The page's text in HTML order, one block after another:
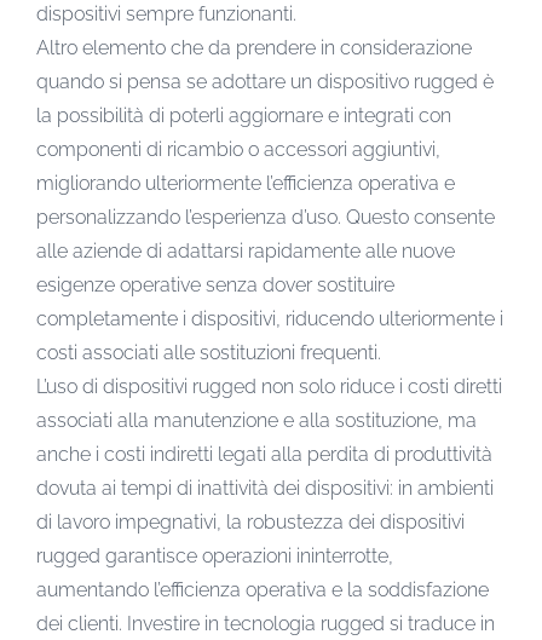
dispositivi sempre funzionanti.
Altro elemento che da prendere in considerazione
quando si pensa se adottare un dispositivo rugged è
la possibilità di poterli aggiornare e integrati con
componenti di ricambio o accessori aggiuntivi,
migliorando ulteriormente l’efficienza operativa e
personalizzando l’esperienza d’uso. Questo consente
alle aziende di adattarsi rapidamente alle nuove
esigenze operative senza dover sostituire
completamente i dispositivi, riducendo ulteriormente i
costi associati alle sostituzioni frequenti.
L’uso di dispositivi rugged non solo riduce i costi diretti
associati alla manutenzione e alla sostituzione, ma
anche i costi indiretti legati alla perdita di produttività
dovuta ai tempi di inattività dei dispositivi: in ambienti
di lavoro impegnativi, la robustezza dei dispositivi
rugged garantisce operazioni ininterrotte,
aumentando l’efficienza operativa e la soddisfazione
dei clienti. Investire in tecnologia rugged si traduce in